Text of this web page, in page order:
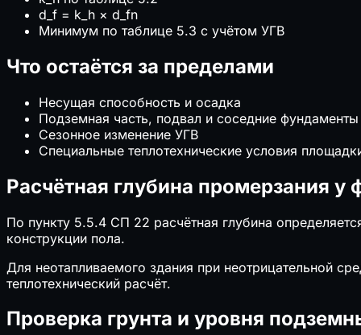
d_f = k_h × d_fn
Минимум по таблице 5.3 с учётом УГВ
Что остаётся за пределами
Несущая способность и осадка
Подземная часть, подвал и соседние фундаменты
Сезонное изменение УГВ
Специальные теплотехнические условия
Расчётная глубина промерзания у
По пункту 5.5.4 СП 22 расчётная глубина
конструкции пола.
Для неотапливаемого здания при неотрицательной
теплотехнический расчёт.
Проверка грунта и уровня